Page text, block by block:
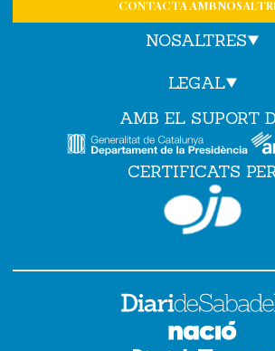
CONTACTA AMB
NOSALTRES
LEGAL
AMB EL SUPORT
CERTIFICATS